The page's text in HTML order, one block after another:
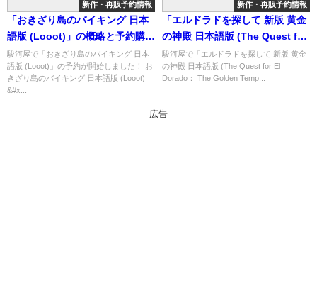
新作・再販予約情報
「おきざり島のバイキング 日本
語版 (Looot)」の概略と予約購入
可能なショップ紹介！
駿河屋で「おきざり島のバイキング 日本
語版 (Looot)」の予約が開始しました！ お
きざり島のバイキング 日本語版 (Looot)
&#x...
新作・再販予約情報
「エルドラドを探して 新版 黄金
の神殿 日本語版 (The Quest for
El Dorado： The Golden
Temples)」の概略と予約購入可
駿河屋で「エルドラドを探して 新版 黄金
の神殿 日本語版 (The Quest for El
Dorado： The Golden Temp...
広告